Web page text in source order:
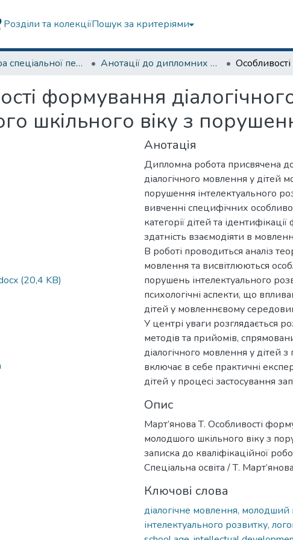
Розділи та колекціїПошук за критеріями
Кафедра спеціальної педагогіки і психології та інклюзивної освіти Анотації до дипломних робіт
формування
шкільного віку з
(20,4 KB)
Анотація
Дипломна робота присвячена
діалогічного мовлення у дітей
порушення інтелектуального
вивченні специфічних
категорії дітей та
здатність взаємодіяти в
В роботі проводиться аналіз
мовлення та висвітлюються
порушень інтелектуального
психологічні аспекти, що
дітей у мовленнєвому
У центрі уваги розглядається
методів та прийомів,
діалогічного мовлення у дітей
включає в себе практичні
дітей у процесі застосування
Опис
Март’янова Т. Особливості
молодшого шкільного віку з
записка до кваліфікаційної
Cпеціальна освіта / Т.
Ключові слова
діалогічне мовлення,
інтелектуального розвитку,